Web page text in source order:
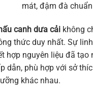
mát, đậm đà
canh dưa cải không
thức duy nhất. Sự
hợp nguyên liệu đã tạo
dẫn, phù hợp với sở
khác nhau.